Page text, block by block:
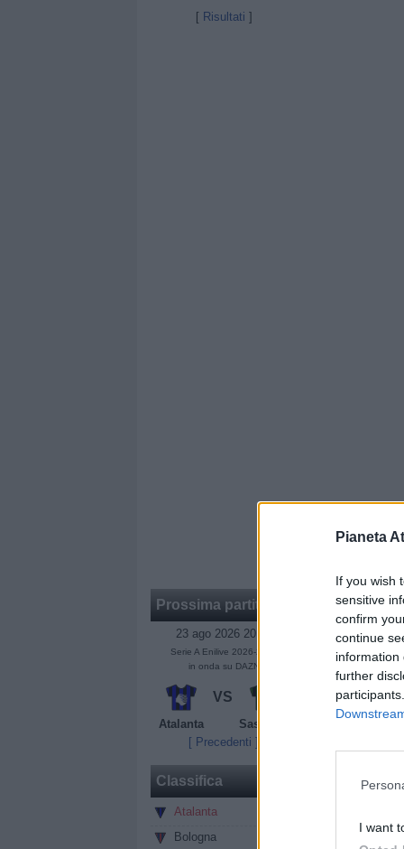
Pianeta
If you wish
sensitive
confirm
continue
information
further
I want
[ Risultati ]
Prossima partita
23 ago 2026 20:45
Serie A Enilive 2026-2027
in onda su DAZN
VS
Atalanta
Sassuolo
[ Precedenti ]
Classifica
Atalanta
Bologna
- Ahanor
- Bakker
- Bellanova
- Carnesecchi
- De
- De Roon
- Djimsiti
- Kolasinac
- Musah
- Obric Relja